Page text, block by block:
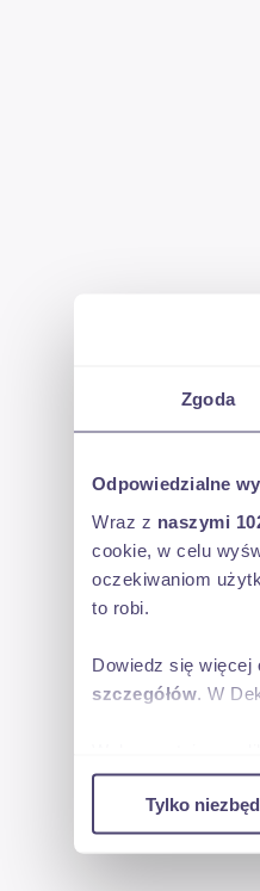
Zgoda
Odpowiedzialne
Wraz z naszymi
cookie, w celu
oczekiwaniom
to robi.
Dowiedz się więcej
szczegółów . W
w naszej witrynie.
reklamowym i
uzyskanymi
Tylko